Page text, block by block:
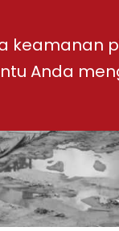
keamanan
Anda